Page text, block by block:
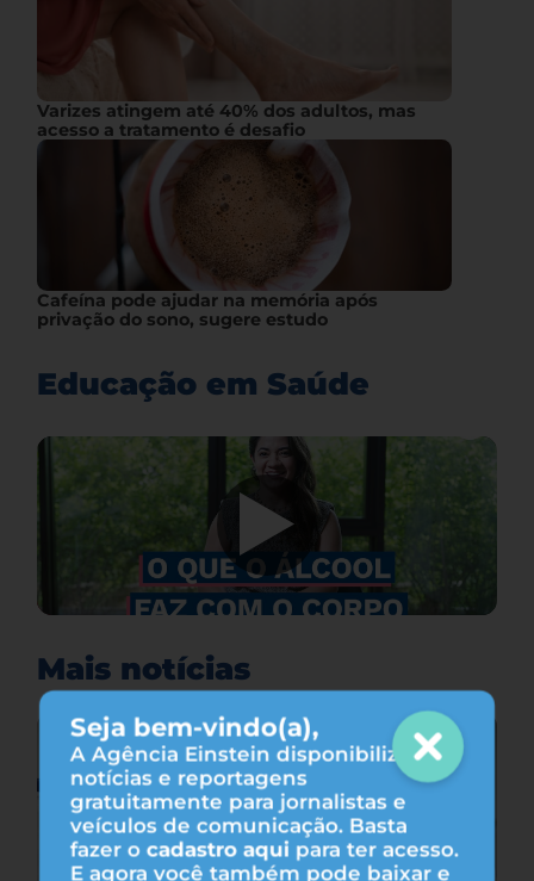
Seja bem-vindo(a),
A Agência Einstein disponibiliza
notícias e reportagens
gratuitamente para jornalistas e
veículos de comunicação. Basta
fazer o cadastro aqui para ter acesso.
E agora você também pode baixar e
Varizes atingem até 40% dos adultos, mas
acesso a tratamento é desafio
Cafeína pode ajudar na memória após
privação do sono, sugere estudo
Educação em Saúde
Mais notícias